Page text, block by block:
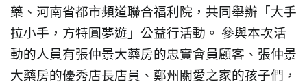
藥、河南省都市頻道聯合福利院，共同舉辦「大手
拉小手，方特圓夢遊」公益行活動。 參與本次活
動的人員有張仲景大藥房的忠實會員顧客、張仲景
大藥房的優秀店長店員、鄭州關愛之家的孩子們，